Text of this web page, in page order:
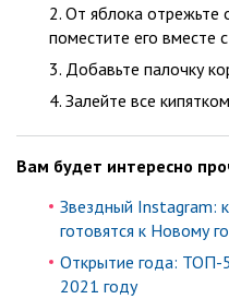
От яблока отрежьте
поместите его вместе
Добавьте палочку
Залейте все
Вам будет интересно
Звездный Instagram:
готовятся к Новому
Открытие года: ТОП-
2021 году